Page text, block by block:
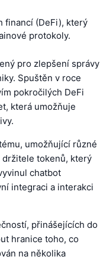
financí (DeFi), který
protokoly.
pro zlepšení správy
Spuštěn v roce
pokročilých DeFi
která umožňuje
umožňující různé
držitele tokenů, který
chatbot
integraci a interakci
přinášejících do
hranice toho, co
na několika